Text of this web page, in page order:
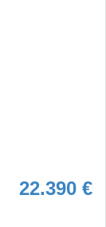
22.390 €